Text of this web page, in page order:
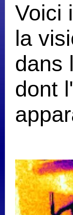
Voici
la
dans
dont